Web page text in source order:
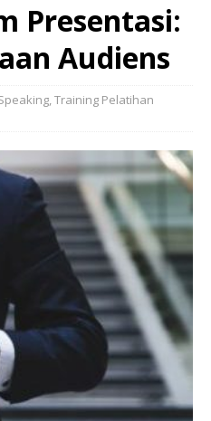
Presentasi:
Audiens
,Training Pelatihan